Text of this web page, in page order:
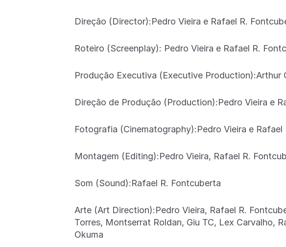
Direção (Director):Pedro Vieira e Rafael R.
Roteiro (Screenplay): Pedro Vieira e Rafael R.
Produção Executiva (Executive Production):Arthur
Direção de Produção (Production):Pedro Vieira e
Fotografia (Cinematography):Pedro Vieira e Rafael
Montagem (Editing):Pedro Vieira, Rafael R.
Som (Sound):Rafael R. Fontcuberta
Arte (Art Direction):Pedro Vieira, Rafael R.
Torres, Montserrat Roldan, Giu TC, Lex Carvalho,
Okuma